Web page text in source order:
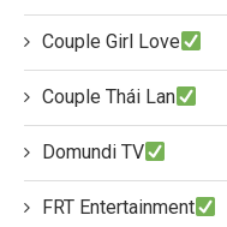
Couple Girl Love
Couple Thái Lan
Domundi TV
FRT Entertainment